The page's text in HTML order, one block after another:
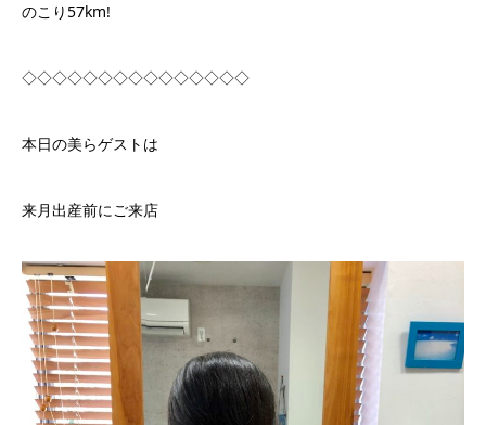
のこり57km!
◇◇◇◇◇◇◇◇◇◇◇◇◇◇◇
本日の美らゲストは
来月出産前にご来店